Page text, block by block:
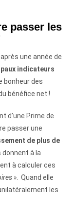
passer les
une année de
indicateurs
bonheur des
bénéfice net !
d’une Prime de
passer une
de plus de
donnent à la
à calculer ces
» . Quand elle
les